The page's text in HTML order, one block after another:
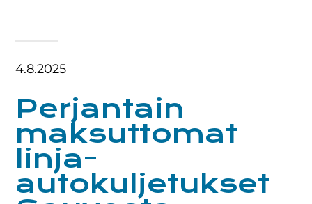
4.8.2025
Perjantain
maksuttomat
linja-
autokuljetukset